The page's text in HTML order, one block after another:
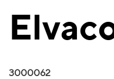
3000062